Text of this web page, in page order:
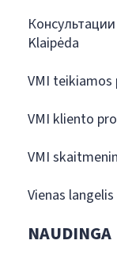
Klaipėda
VMI teikiamos
VMI kliento
VMI
Vienas
NAUDINGA